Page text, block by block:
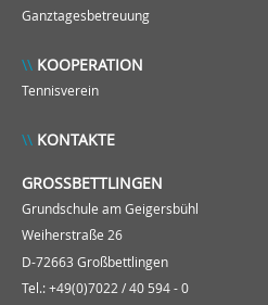
Ganztagesbetreuung
KOOPERATION
Tennisverein
KONTAKTE
GROSSBETTLINGEN
Grundschule am Geigersbühl
Weiherstraße 26
D-72663 Großbettlingen
Tel.: +49(0)7022 / 40 594 - 0